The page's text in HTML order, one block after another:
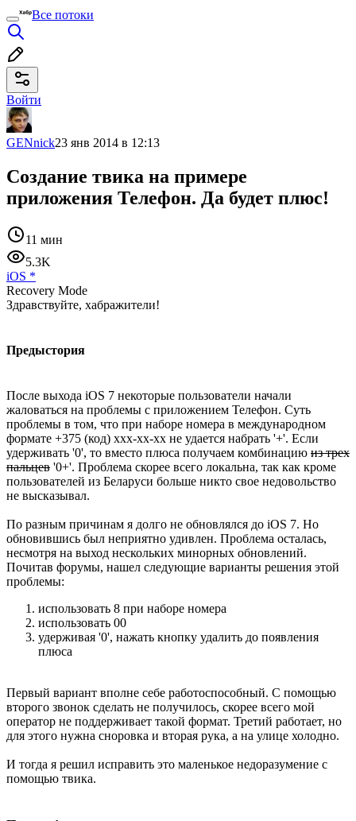
Все потоки
Войти
GENnick23 янв 2014 в 12:13
Создание твика на примере
приложения Телефон. Да будет плюс!
11 мин
5.3K
iOS *
Recovery Mode
Здравствуйте, хабражители!
Предыстория
После выхода iOS 7 некоторые пользователи начали
жаловаться на проблемы с приложением Телефон. Суть
проблемы в том, что при наборе номера в международном
формате +375 (код) xxx-xx-xx не удается набрать '+'. Если
удерживать '0', то вместо плюса получаем комбинацию из трех
пальцев '0+'. Проблема скорее всего локальна, так как кроме
пользователей из Беларуси больше никто свое недовольство
не высказывал.
По разным причинам я долго не обновлялся до iOS 7. Но
обновившись был неприятно удивлен. Проблема осталась,
несмотря на выход нескольких минорных обновлений.
Почитав форумы, нашел следующие варианты решения этой
проблемы:
использовать 8 при наборе номера
использовать 00
удерживая '0', нажать кнопку удалить до появления
плюса
Первый вариант вполне себе работоспособный. С помощью
второго звонок сделать не получилось, скорее всего мой
оператор не поддерживает такой формат. Третий работает, но
для этого нужна сноровка и вторая рука, а на улице холодно.
И тогда я решил исправить это маленькое недоразумение с
помощью твика.